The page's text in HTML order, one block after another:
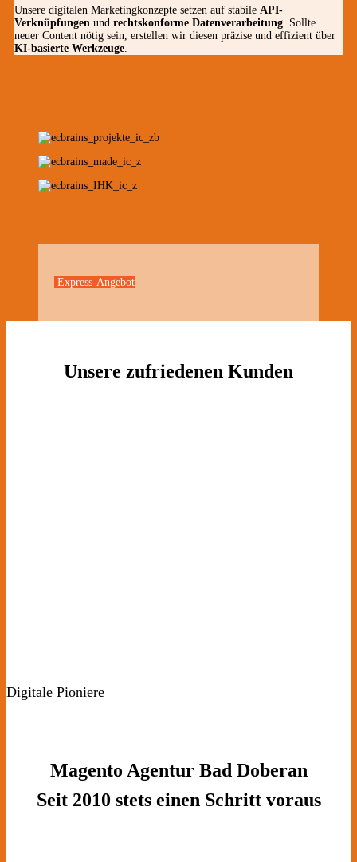
Unsere digitalen Marketingkonzepte setzen auf stabile API-
Verknüpfungen und rechtskonforme Datenverarbeitung. Sollte
neuer Content nötig sein, erstellen wir diesen präzise und effizient über
KI-basierte Werkzeuge.
Express-Angebot
Unsere zufriedenen Kunden
Digitale Pioniere
Magento Agentur Bad Doberan
Seit 2010 stets einen Schritt voraus